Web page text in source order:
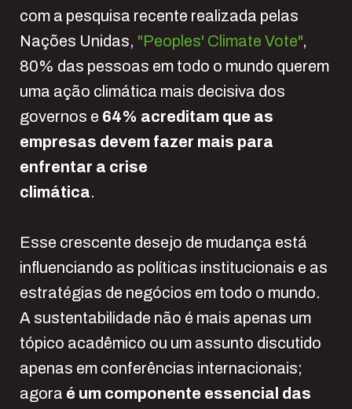
com a pesquisa recente realizada pelas
Nações Unidas, "Peoples' Climate Vote",
80% das pessoas em todo o mundo querem
uma ação climática mais decisiva dos
governos e 64% acreditam que as
empresas devem fazer mais para
enfrentar a crise
climática.
Esse crescente desejo de mudança está
influenciando as políticas institucionais e as
estratégias de negócios em todo o mundo.
A sustentabilidade não é mais apenas um
tópico acadêmico ou um assunto discutido
apenas em conferências internacionais;
agora é um componente essencial das